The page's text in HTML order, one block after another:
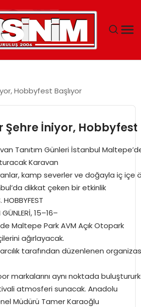
Hobbyfest Başlıyor
İniyor, Hobbyfest
Tanıtım Günleri İstanbul
Karavan
kamp severler ve doğayla iç içe
dikkat çeken bir etkinlik
HOBBYFEST
15–16–
Maltepe Park AVM Açık Otopark
ağırlayacak.
tarafından düzenlenen
markalarını aynı noktada
atmosferi sunacak. Anadolu
Müdürü Tamer Karaoğlu